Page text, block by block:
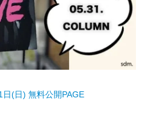
(日) 無料公開PAGE